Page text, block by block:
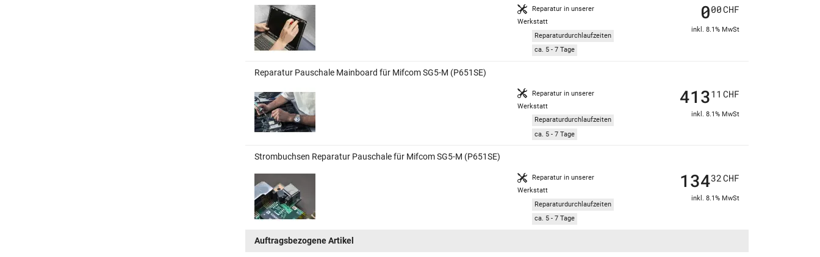
Reparatur in unserer
Werkstatt
Reparaturdurchlaufzeiten
ca. 5 - 7 Tage
000CHF
inkl. 8.1% MwSt
Reparatur Pauschale Mainboard für Mifcom SG5-M (P651SE)
Reparatur in unserer
Werkstatt
Reparaturdurchlaufzeiten
ca. 5 - 7 Tage
41311 CHF
inkl. 8.1% MwSt
Strombuchsen Reparatur Pauschale für Mifcom SG5-M (P651SE)
Reparatur in unserer
Werkstatt
Reparaturdurchlaufzeiten
ca. 5 - 7 Tage
13432CHF
inkl. 8.1% MwSt
Auftragsbezogene Artikel